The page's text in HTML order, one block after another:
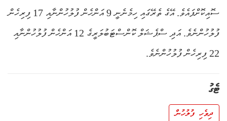
ސޮއިކޮށްފައެވެ. އޭގެ ތެރޭގައި ހިމެނެނީ 9 އަންހެން ފުލުހުންނާއި 17 ފިރިހެން
ފުލުހުންނެވެ. އަދި ސްޕެޝަލް ކޮންސްޓަބުލަރީގެ 12 އަންހެން ފުލުހުންނާއި
22 ފިރިހެން ފުލުހުންނެވެ.
ޓެގު
ދިވެހި ފުލުހުން